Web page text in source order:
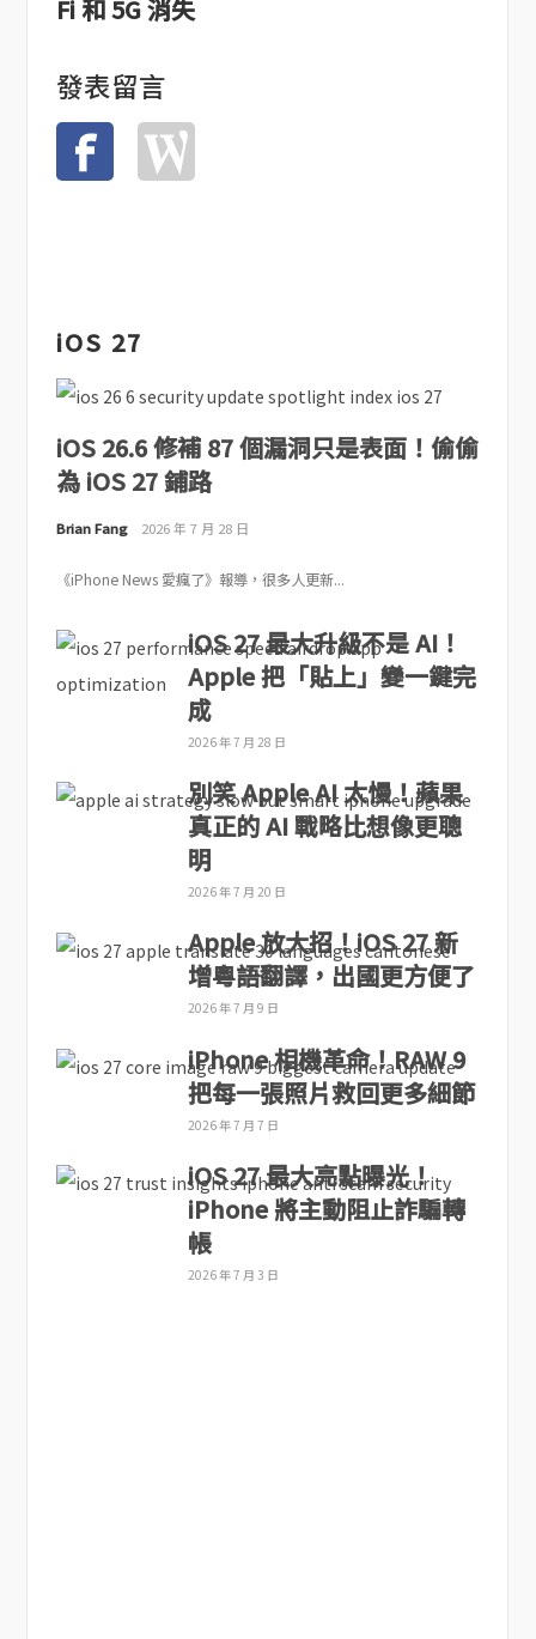
Fi 和 5G 消失
發表留言
iOS 27
iOS 26.6 修補 87 個漏洞只是表面！偷偷
為 iOS 27 鋪路
Brian Fang 2026 年 7 月 28 日
《iPhone News 愛瘋了》報導，很多人更新...
iOS 27 最大升級不是 AI！
Apple 把「貼上」變一鍵完
成
2026 年 7 月 28 日
別笑 Apple AI 太慢！蘋果
真正的 AI 戰略比想像更聰
明
2026 年 7 月 20 日
Apple 放大招！iOS 27 新
增粵語翻譯，出國更方便了
2026 年 7 月 9 日
iPhone 相機革命！RAW 9
把每一張照片救回更多細節
2026 年 7 月 7 日
iOS 27 最大亮點曝光！
iPhone 將主動阻止詐騙轉
帳
2026 年 7 月 3 日